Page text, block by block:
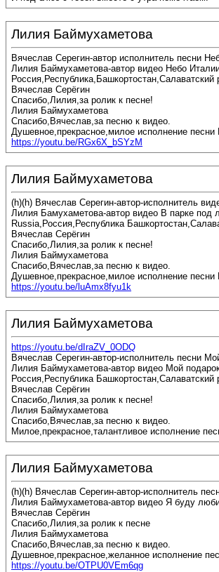
Лилия Баймухаметова
Вячеслав Серегин-автор исполнитель песни
Лилия Баймухаметова-автор видео Небо
Вячеслав Серёгин
Спасибо,Лилия,за ролик к песне!
Лилия Баймухаметова
Спасибо,Вячеслав,за песню к видео.
Душевное,прекрасное,милое исполнение
https://youtu.be/RGx6X_bSYzM
Лилия Баймухаметова
(h)(h) Вячеслав Серегин-автор-исполнитель
Лилия Бамухаметова-автор видео В парке под
Russia,Россия,Республика
Вячеслав Серёгин
Спасибо,Лилия,за ролик к песне!
Лилия Баймухаметова
Спасибо,Вячеслав,за песню к видео.
Душевное,прекрасное,милое исполнение
https://youtu.be/luAmx8fyu1k
Лилия Баймухаметова
https://youtu.be/dIraZV_0ODQ
Вячеслав Серегин-автор-исполнитель песни
Лилия Баймухаметова-автор видео Мой
Россия,Республика
Вячеслав Серёгин
Спасибо,Лилия,за ролик к песне!
Лилия Баймухаметова
Спасибо,Вячеслав,за песню к видео.
Милое,прекрасное,талантливое исполнение
Лилия Баймухаметова
(h)(h) Вячеслав Серегин-автор-исполнитель
Лилия Баймухаметова-автор видео Я буду
Вячеслав Серёгин
Спасибо,Лилия,за ролик к песне
Лилия Баймухаметова
Спасибо,Вячеслав,за песню к видео.
Душевное,прекрасное,желанное исполнение
https://youtu.be/OTPU0VEm6qg